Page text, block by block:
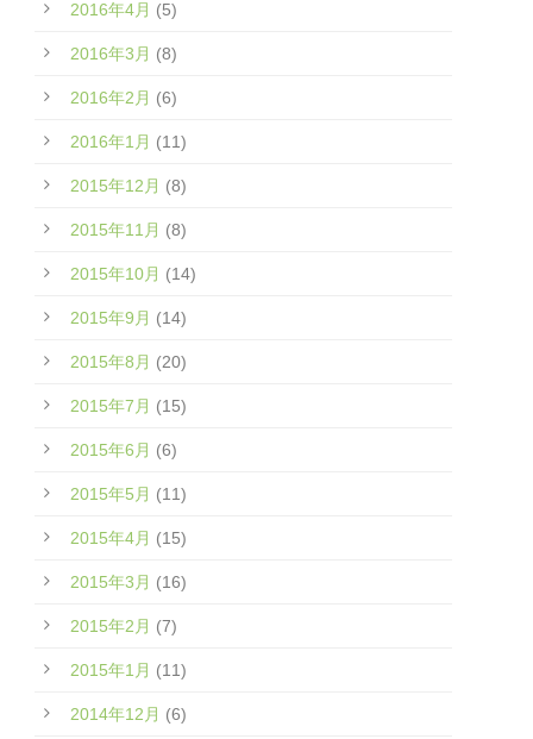
2016年4月 (5)
2016年3月 (8)
2016年2月 (6)
2016年1月 (11)
2015年12月 (8)
2015年11月 (8)
2015年10月 (14)
2015年9月 (14)
2015年8月 (20)
2015年7月 (15)
2015年6月 (6)
2015年5月 (11)
2015年4月 (15)
2015年3月 (16)
2015年2月 (7)
2015年1月 (11)
2014年12月 (6)